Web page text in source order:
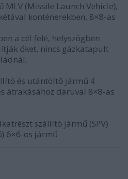
(Missile Launch Vehicle),
konténerekben, 8×8-as
a cél felé, helyszögben
őket, nincs gázkatapult
és utántöltő jármű 4
átrakásához daruval 8×8-as
szállító jármű (SPV)
6×6-os jármű